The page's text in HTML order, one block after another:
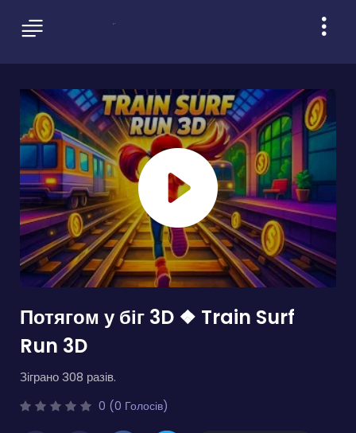
Потягом у біг 3D ❖ Train Surf
Run 3D
Зіграно 308 разів.
0 (0 Голосів)